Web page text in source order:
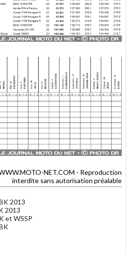
NET.COM - Reproduction
interdite sans autorisation préalable
2013
2013
et WSSP